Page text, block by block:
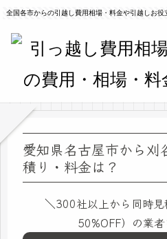
全国各市からの引越し費用相場・料金や引越しお役
愛知県名古屋市から刈
積り・料金は？
＼300社以上から同時
50%OFF）の業